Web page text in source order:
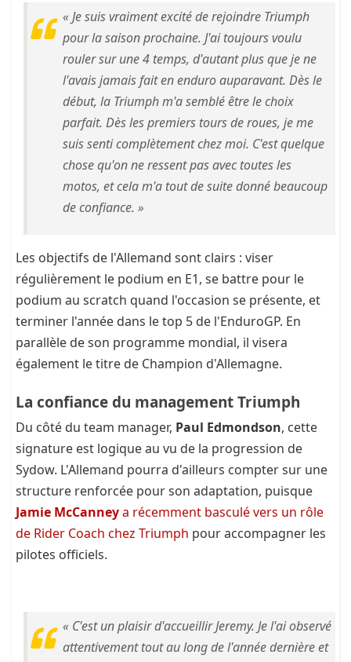
« Je suis vraiment excité de rejoindre Triumph
pour la saison prochaine. J'ai toujours voulu
rouler sur une 4 temps, d'autant plus que je ne
l'avais jamais fait en enduro auparavant. Dès le
début, la Triumph m'a semblé être le choix
parfait. Dès les premiers tours de roues, je me
suis senti complètement chez moi. C'est quelque
chose qu'on ne ressent pas avec toutes les
motos, et cela m'a tout de suite donné beaucoup
de confiance. »
Les objectifs de l'Allemand sont clairs : viser
régulièrement le podium en E1, se battre pour le
podium au scratch quand l'occasion se présente, et
terminer l'année dans le top 5 de l'EnduroGP. En
parallèle de son programme mondial, il visera
également le titre de Champion d'Allemagne.
La confiance du management Triumph
Du côté du team manager, Paul Edmondson, cette
signature est logique au vu de la progression de
Sydow. L'Allemand pourra d'ailleurs compter sur une
structure renforcée pour son adaptation, puisque
Jamie McCanneya récemment basculé vers un rôle
de Rider Coach chez Triumph pour accompagner les
pilotes officiels.
« C'est un plaisir d'accueillir Jeremy. Je l'ai observé
attentivement tout au long de l'année dernière et